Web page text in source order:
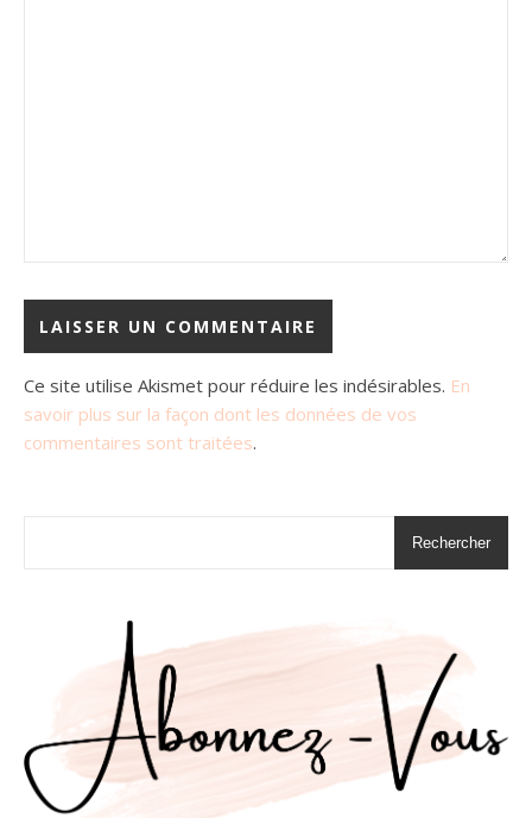
Ce site utilise Akismet pour réduire les indésirables. En
savoir plus sur la façon dont les données de vos
commentaires sont traitées.
Rechercher